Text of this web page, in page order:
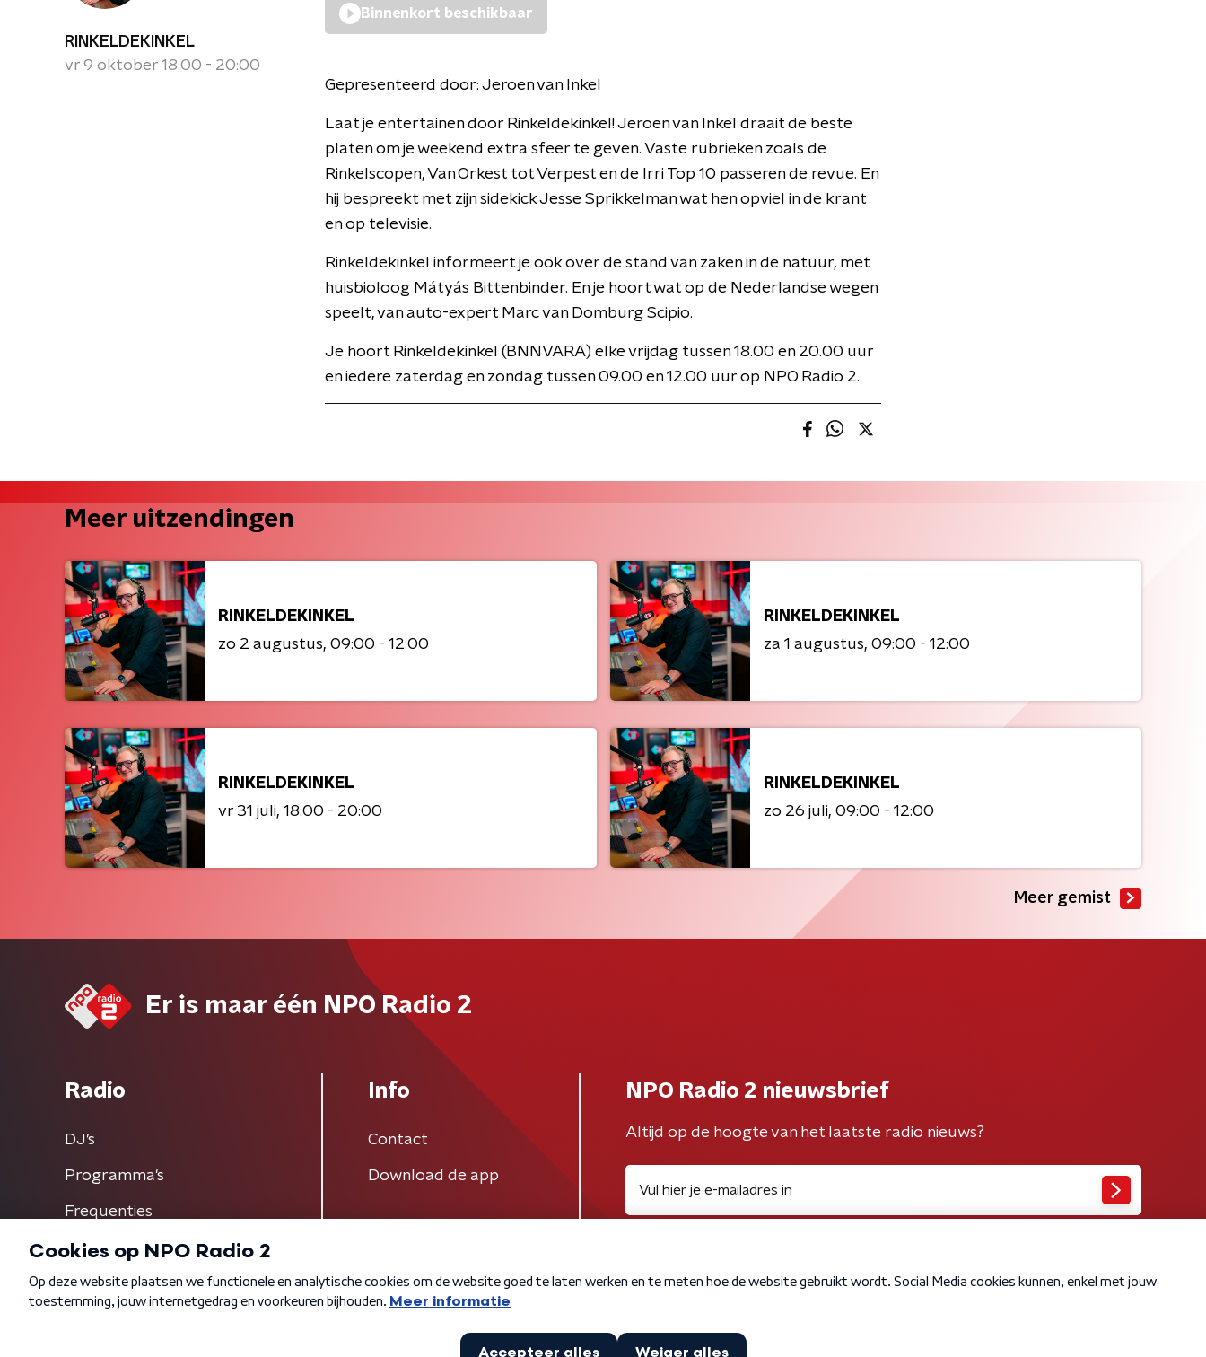
RINKELDEKINKEL
vr 9 oktober 18:00 - 20:00
Binnenkort beschikbaar
Gepresenteerd door: Jeroen van Inkel
Laat je entertainen door Rinkeldekinkel! Jeroen van Inkel draait de beste
platen om je weekend extra sfeer te geven. Vaste rubrieken zoals de
Rinkelscopen, Van Orkest tot Verpest en de Irri Top 10 passeren de revue. En
hij bespreekt met zijn sidekick Jesse Sprikkelman wat hen opviel in de krant
en op televisie.
Rinkeldekinkel informeert je ook over de stand van zaken in de natuur, met
huisbioloog Mátyás Bittenbinder. En je hoort wat op de Nederlandse wegen
speelt, van auto-expert Marc van Domburg Scipio.
Je hoort Rinkeldekinkel (BNNVARA) elke vrijdag tussen 18.00 en 20.00 uur
en iedere zaterdag en zondag tussen 09.00 en 12.00 uur op NPO Radio 2.
Meer uitzendingen
RINKELDEKINKEL
zo 2 augustus 09:00 - 12:00
RINKELDEKINKEL
za 1 augustus 09:00 - 12:00
RINKELDEKINKEL
vr 31 juli 18:00 - 20:00
RINKELDEKINKEL
zo 26 juli 09:00 - 12:00
Meer gemist
Er is maar één NPO Radio 2
Radio
DJ’s
Programma's
Frequenties
Info
Contact
Download de app
NPO Radio 2 nieuwsbrief
Altijd op de hoogte van het laatste radio nieuws?
Algemene voorwaarden Privacybeleid